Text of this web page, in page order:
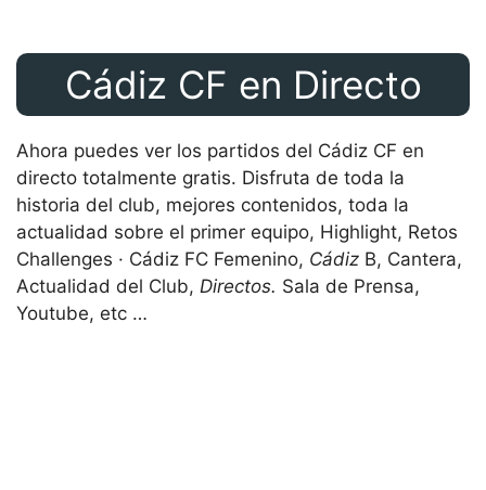
Cádiz CF en Directo
Ahora puedes ver los partidos del Cádiz CF en
directo totalmente gratis. Disfruta de toda la
historia del club, mejores contenidos, toda la
actualidad sobre el primer equipo, Highlight, Retos
Challenges · Cádiz FC Femenino, Cádiz B, Cantera,
Actualidad del Club, Directos. Sala de Prensa,
Youtube, etc …